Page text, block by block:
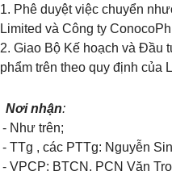
1. Phê duyệt việc chuyển
Limited và Công ty
2. Giao Bộ Kế hoạch và Đầu
phẩm trên theo quy định của
Nơi nhận:
- Như trên;
- TTg , các PTTg: Nguyễn
- VPCP: BTCN, PCN Văn